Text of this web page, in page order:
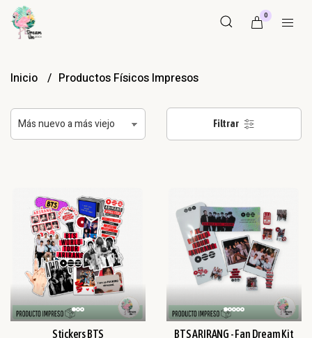
0
Inicio Productos Físicos Impresos
Filtrar
Stickers BTS BTS ARIRANG - Fan Dream Kit